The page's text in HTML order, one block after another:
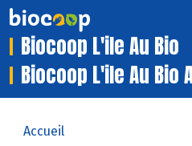
Biocoop L'ile Au Bio
Biocoop L'ile Au Bio
Accueil